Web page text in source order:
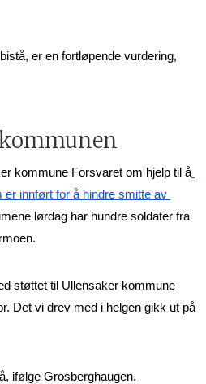
er en fortløpende vurdering,
kommune Forsvaret om hjelp til å
er innført for å hindre smitte av
lørdag har hundre soldater fra
støttet til Ullensaker kommune
Det vi drev med i helgen gikk ut på
ifølge Grosberghaugen.